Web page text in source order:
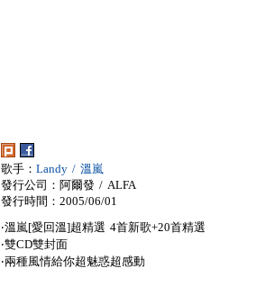
歌手： Landy / 溫嵐
發行公司：阿爾發 / ALFA
發行時間：2005/06/01
‧溫嵐[愛回溫]超精選 4首新歌+20首精選
‧雙CD雙封面
‧兩種風情給你超魅惑超感動